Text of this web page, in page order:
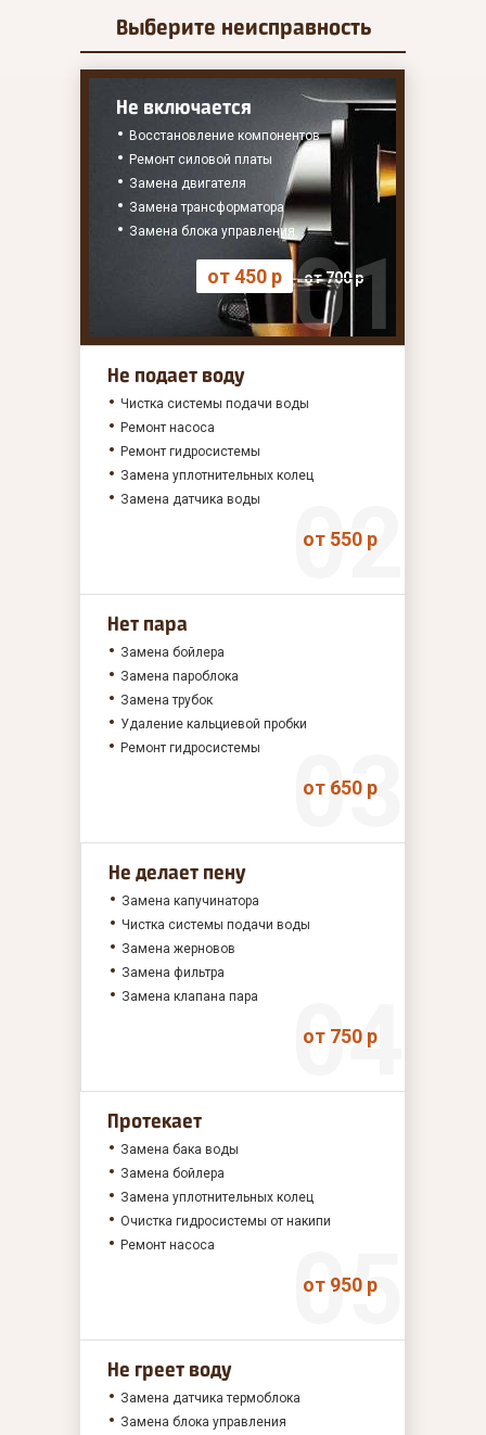
Выберите неисправность
Не включается
Восстановление компонентов
Ремонт силовой платы
Замена двигателя
Замена трансформатора
Замена блока управления
от 450 р от 700 р
Не подает воду
Чистка системы подачи воды
Ремонт насоса
Ремонт гидросистемы
Замена уплотнительных колец
Замена датчика воды
от 550 р
Нет пара
Замена бойлера
Замена пароблока
Замена трубок
Удаление кальциевой пробки
Ремонт гидросистемы
от 650 р
Не делает пену
Замена капучинатора
Чистка системы подачи воды
Замена жерновов
Замена фильтра
Замена клапана пара
от 750 р
Протекает
Замена бака воды
Замена бойлера
Замена уплотнительных колец
Очистка гидросистемы от накипи
Ремонт насоса
от 950 р
Не греет воду
Замена датчика термоблока
Замена блока управления